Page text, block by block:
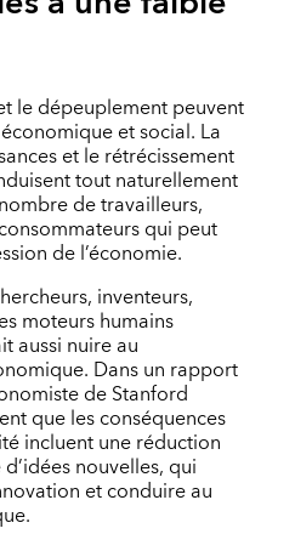
le dépeuplement peuvent
et social. La
et le rétrécissement
tout naturellement
de travailleurs,
qui peut
de l’économie.
inventeurs,
moteurs humains
aussi nuire au
Dans un rapport
de Stanford
que les conséquences
incluent une réduction
nouvelles, qui
et conduire au